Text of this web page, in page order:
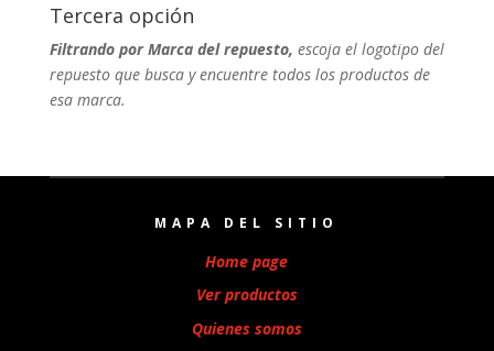
Tercera opción
Filtrando por Marca del repuesto, escoja el logotipo del
repuesto que busca y encuentre todos los productos de
esa marca.
MAPA DEL SITIO
Home page
Ver productos
Quienes somos